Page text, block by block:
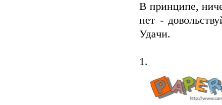
В принципе,
нет -
Удaчи.
1.